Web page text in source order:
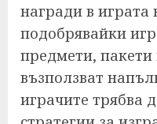
награди в играта
подобрявайки
предмети, пакети
възползват
играчите трябва